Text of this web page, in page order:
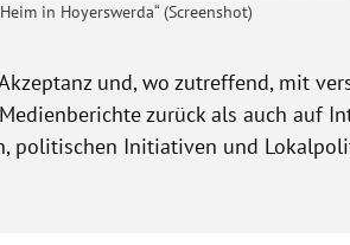
in Hoyerswerda“ (Screenshot)
und, wo zutreffend, mit
zurück als auch auf
politischen Initiativen und